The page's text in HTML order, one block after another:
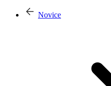
Novice